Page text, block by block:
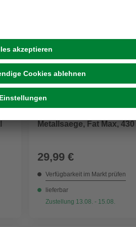
Metallsaege, Fat Max,
29,99 €
Verfügbarkeit im Markt prüfen
lieferbar
Zustellung 13.08. - 15.08.